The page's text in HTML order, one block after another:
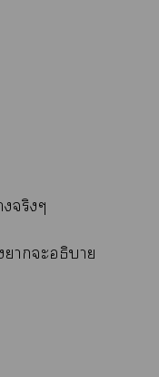
จริงๆ
าะอธิบาย